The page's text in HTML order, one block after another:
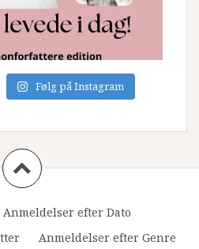
Følg på Instagram
Anmeldelser efter Dato
Anmeldelser efter Genre